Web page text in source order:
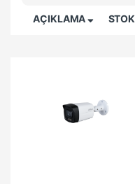
AÇIKLAMA STOK